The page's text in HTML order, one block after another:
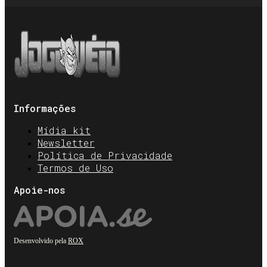
Informações
Mídia kit
Newsletter
Política de Privacidade
Termos de Uso
Apoie-nos
Desenvolvido pela ROX